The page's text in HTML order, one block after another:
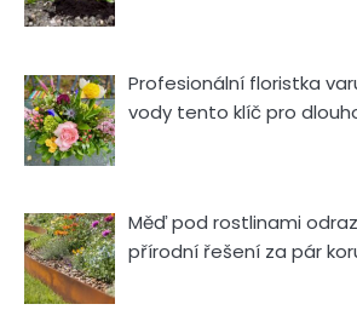
Profesionální floristka
vody tento klíč pro
Měď pod rostlinami
přírodní řešení za pár